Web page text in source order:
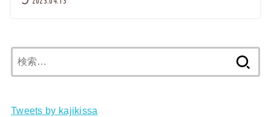
索:
Tweets by kajikissa